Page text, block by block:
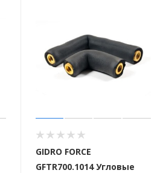
GIDRO FORCE
GFTR700.1014 Угловые